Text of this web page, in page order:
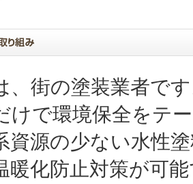
、街の塗装業者で
けで環境保全をテ
資源の少ない水性
暖化防止対策が可